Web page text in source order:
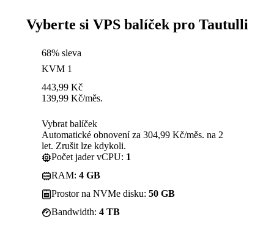
Vyberte si VPS balíček pro Tautulli
68% sleva
KVM 1
443,99 Kč
139,99 Kč/měs.
Vybrat balíček
Automatické obnovení za 304,99 Kč/měs. na 2
let. Zrušit lze kdykoli.
Počet jader vCPU: 1
RAM: 4 GB
Prostor na NVMe disku: 50 GB
Bandwidth: 4 TB